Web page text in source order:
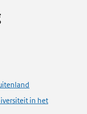
in het